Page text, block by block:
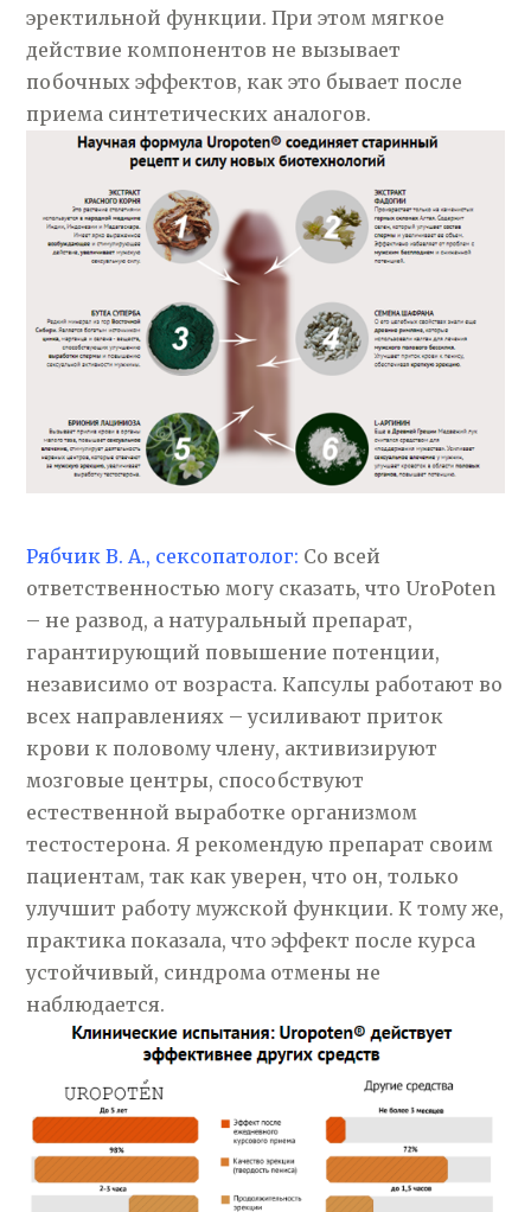
эректильной функции. При этом мягкое
действие компонентов не вызывает
побочных эффектов, как это бывает после
приема синтетических аналогов.
Рябчик В. А., сексопатолог: Со всей
ответственностью могу сказать, что UroPoten
– не развод, а натуральный препарат,
гарантирующий повышение потенции,
независимо от возраста. Капсулы работают во
всех направлениях – усиливают приток
крови к половому члену, активизируют
мозговые центры, способствуют
естественной выработке организмом
тестостерона. Я рекомендую препарат своим
пациентам, так как уверен, что он, только
улучшит работу мужской функции. К тому же,
практика показала, что эффект после курса
устойчивый, синдрома отмены не
наблюдается.